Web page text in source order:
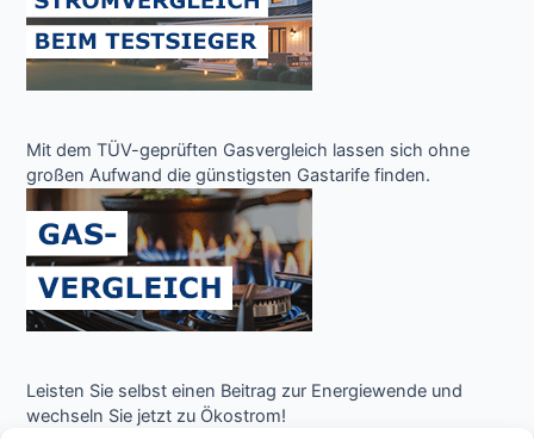
Mit dem TÜV-geprüften Gasvergleich lassen sich ohne
großen Aufwand die günstigsten Gastarife finden.
Leisten Sie selbst einen Beitrag zur Energiewende und
wechseln Sie jetzt zu Ökostrom!